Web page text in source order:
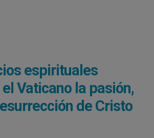
espirituales
Vaticano la pasión,
de Cristo